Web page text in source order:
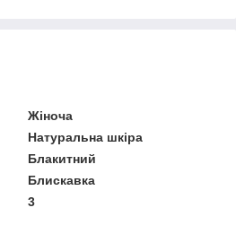
Жіноча
Натуральна шкіра
Блакитний
Блискавка
3